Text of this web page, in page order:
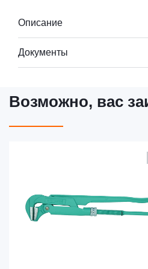
Описание
Документы
Возможно, вас